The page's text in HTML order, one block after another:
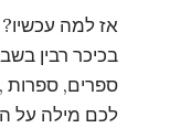
אז למה
בכיכר רבין
ספרים, ספרות
לכם מילה על